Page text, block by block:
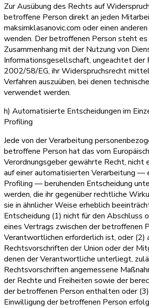
Zur Ausübung des Rechts auf
betroffene Person direkt an jeden
maksimklasanovic.com oder einen
wenden. Der betroffenen Person steht es
Zusammenhang mit der Nutzung von
Informationsgesellschaft, ungeachtet der
2002/58/EG, ihr Widerspruchsrecht
Verfahren auszuüben, bei denen
verwendet werden.
h) Automatisierte Entscheidungen im
Profiling
Jede von der Verarbeitung
betroffene Person hat das vom
Verordnungsgeber gewährte Recht, nicht
auf einer automatisierten Verarbeitung —
Profiling — beruhenden Entscheidung
werden, die ihr gegenüber rechtliche
sie in ähnlicher Weise erheblich
Entscheidung (1) nicht für den Abschluss
eines Vertrags zwischen der betroffenen
Verantwortlichen erforderlich ist, oder (2)
Rechtsvorschriften der Union oder der
denen der Verantwortliche unterliegt,
Rechtsvorschriften angemessene
der Rechte und Freiheiten sowie der
der betroffenen Person enthalten oder
Einwilligung der betroffenen Person